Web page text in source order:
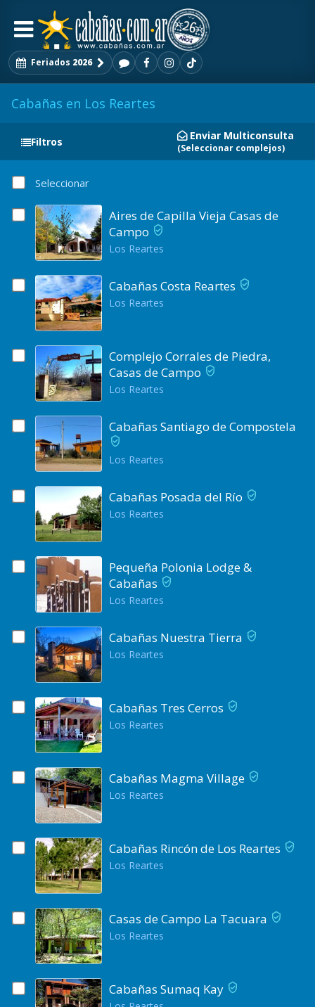
Feriados 2026
Cabañas en Los Reartes
Filtros Enviar Multiconsulta
(Seleccionar complejos)
Seleccionar
Aires de Capilla Vieja Casas de
Campo
Los Reartes
Cabañas Costa Reartes
Los Reartes
Complejo Corrales de Piedra,
Casas de Campo
Los Reartes
Cabañas Santiago de Compostela
Los Reartes
Cabañas Posada del Río
Los Reartes
Pequeña Polonia Lodge &
Cabañas
Los Reartes
Cabañas Nuestra Tierra
Los Reartes
Cabañas Tres Cerros
Los Reartes
Cabañas Magma Village
Los Reartes
Cabañas Rincón de Los Reartes
Los Reartes
Casas de Campo La Tacuara
Los Reartes
Cabañas Sumaq Kay